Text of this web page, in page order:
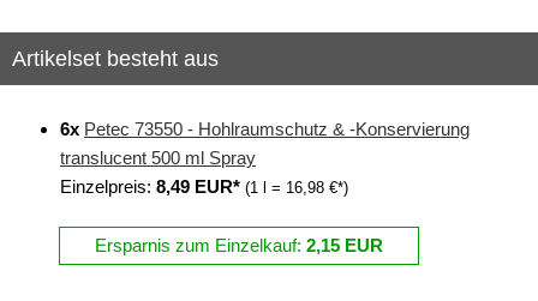
Artikelset besteht aus
6x Petec 73550 - Hohlraumschutz & -Konservierung
translucent 500 ml Spray
Einzelpreis: 8,49 EUR* (1 l = 16,98 €*)
Ersparnis zum Einzelkauf: 2,15 EUR